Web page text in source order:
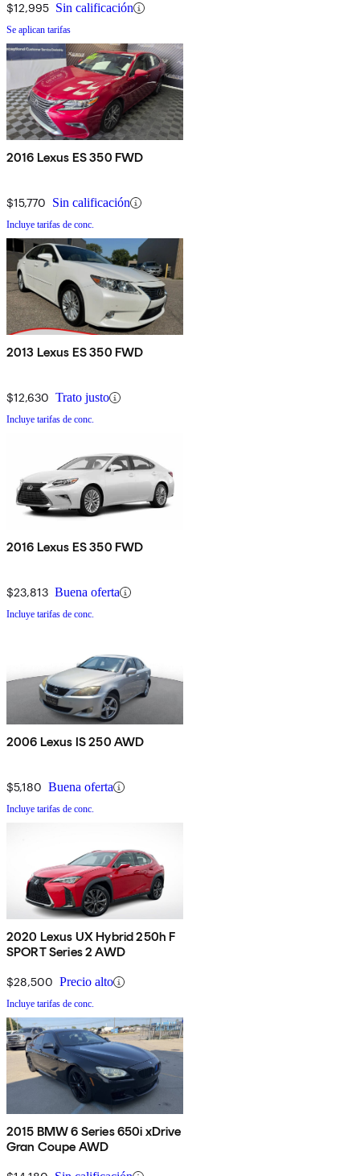
$12,995 Sin calificación
Se aplican tarifas
2016 Lexus ES 350 FWD
$15,770 Sin calificación
Incluye tarifas de conc.
2013 Lexus ES 350 FWD
$12,630 Trato justo
Incluye tarifas de conc.
2016 Lexus ES 350 FWD
$23,813 Buena oferta
Incluye tarifas de conc.
2006 Lexus IS 250 AWD
$5,180 Buena oferta
Incluye tarifas de conc.
2020 Lexus UX Hybrid 250h F
SPORT Series 2 AWD
$28,500 Precio alto
Incluye tarifas de conc.
2015 BMW 6 Series 650i xDrive
Gran Coupe AWD